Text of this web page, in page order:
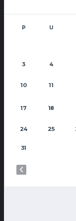
P U
3 4
10 11
17 18
24 25
31